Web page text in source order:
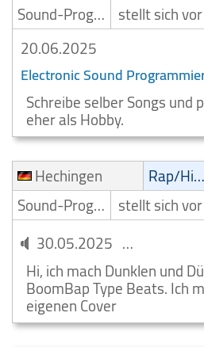
Sound-Programmierer stellt sich vor
20.06.2025
Electronic Sound
Schreibe selber Songs und
eher als Hobby.
Hechingen
Rap/Hip-Hop/RnB
Sound-Programmierer stellt sich vor
30.05.2025 Sound
Hi, ich mach Dunklen und
BoomBap Type Beats. Ich
eigenen Cover